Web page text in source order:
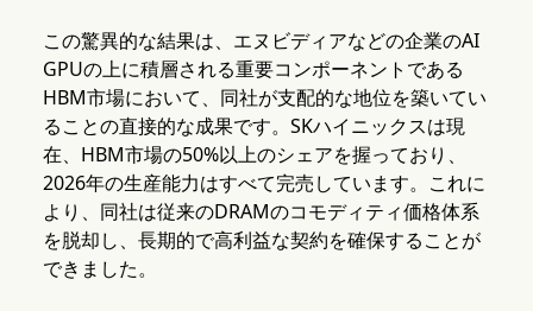
この驚異的な結果は、エヌビディアなどの企業のAI
GPUの上に積層される重要コンポーネントである
HBM市場において、同社が支配的な地位を築いてい
ることの直接的な成果です。SKハイニックスは現
在、HBM市場の50%以上のシェアを握っており、
2026年の生産能力はすべて完売しています。これに
より、同社は従来のDRAMのコモディティ価格体系
を脱却し、長期的で高利益な契約を確保することが
できました。